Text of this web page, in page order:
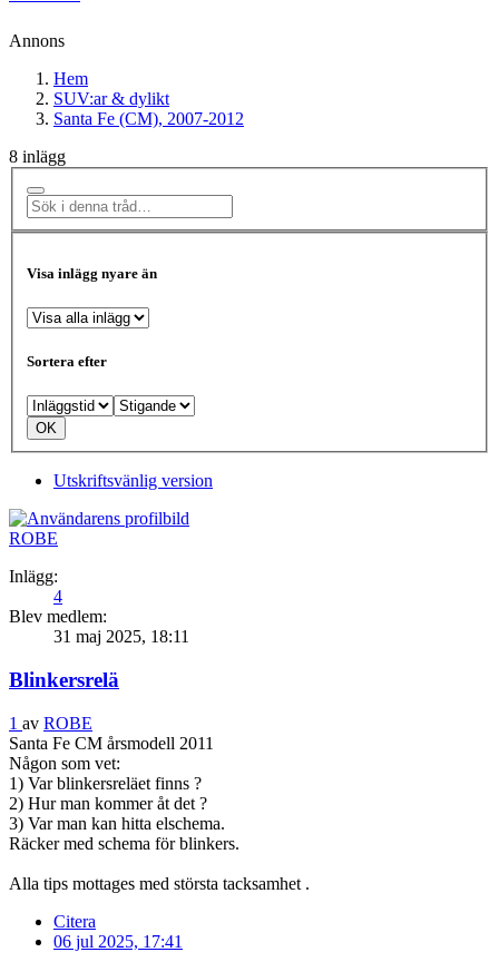
Annons
Hem
SUV:ar & dylikt
Santa Fe (CM), 2007-2012
8 inlägg
Visa inlägg nyare än
Sortera efter
Utskriftsvänlig version
ROBE
Inlägg:
4
Blev medlem:
31 maj 2025, 18:11
Blinkersrelä
1 av ROBE
Santa Fe CM årsmodell 2011
Någon som vet:
1) Var blinkersreläet finns ?
2) Hur man kommer åt det ?
3) Var man kan hitta elschema.
Räcker med schema för blinkers.
Alla tips mottages med största tacksamhet .
Citera
06 jul 2025, 17:41